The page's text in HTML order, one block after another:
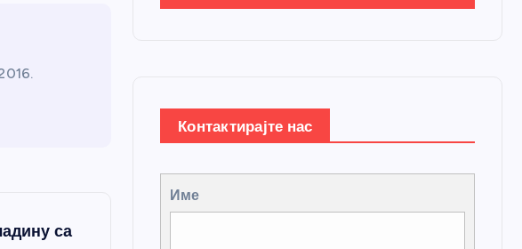
са
Контактирајте нас
Име